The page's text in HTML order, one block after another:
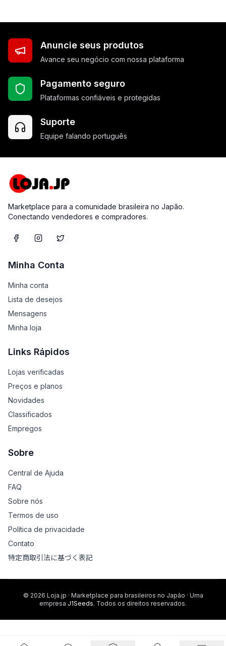
Anuncie seus produtos
Avance seu negócio com nossa plataforma
Pagamento seguro
Plataformas confiáveis e protegidas
Suporte
Equipe falando português
Marketplace para a comunidade brasileira no Japão.
Conectando vendedores e compradores.
Minha Conta
Minha conta
Lista de desejos
Mensagens
Minha loja
Links Rápidos
Lojas verificadas
Preços e planos
Novidades
Classificados
Empregos
Sobre
Central de Ajuda
FAQ
Sobre nós
Termos de uso
Política de privacidade
Contato
特定商取引法に基づく表記
© 2026 Loja.jp · Marketplace para brasileiros no Japão · Uma
empresa J1Seeds. Todos os direitos reservados.